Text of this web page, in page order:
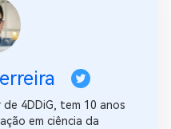
4DDiG, tem 10 anos
em ciência da